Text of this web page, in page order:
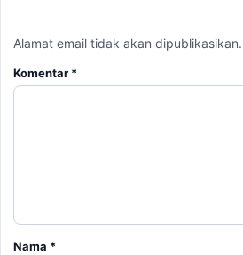
Alamat email tidak akan
Komentar *
Nama *